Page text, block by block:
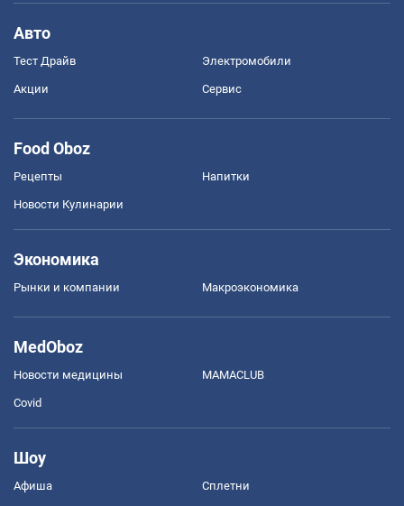
Авто
Тест Драйв Электромобили
Акции Сервис
Food Oboz
Рецепты Напитки
Новости Кулинарии
Экономика
Рынки и компании Mакроэкономика
MedOboz
Новости медицины MAMACLUB
Covid
Шоу
Афиша Сплетни